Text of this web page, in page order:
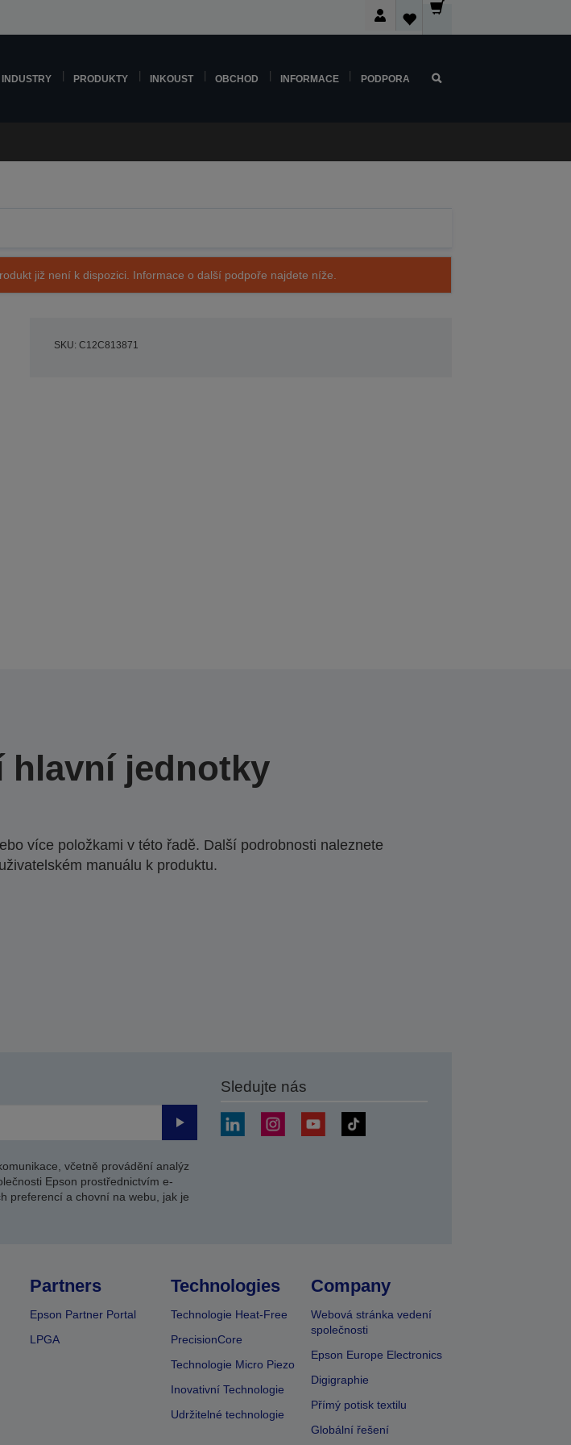
INDUSTRY PRODUKTY INKOUST OBCHOD INFORMACE PODPORA
již není k dispozici. Informace o další podpoře najdete níže.
SKU: C12C813871
hlavní jednotky
více položkami v této řadě. Další podrobnosti naleznete
manuálu k produktu.
Odeslat
včetně provádění analýz
Epson prostřednictvím e-
preferencí a chovní na webu, jak je
Sledujte nás
Partners
Epson Partner Portal
LPGA
Technologies
Technologie Heat-Free
PrecisionCore
Technologie Micro Piezo
Inovativní Technologie
Udržitelné technologie
Company
Webová stránka vedení
společnosti
Epson Europe Electronics
Digigraphie
Přímý potisk textilu
Globální řešení